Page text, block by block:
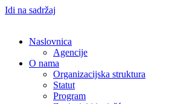
Idi na sadržaj
Naslovnica
Agencije
O nama
Organizacijska struktura
Statut
Program